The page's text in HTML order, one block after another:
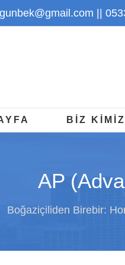
gunbek@gmail.com ||
BİZ
AP
Boğaziçiliden Birebir: